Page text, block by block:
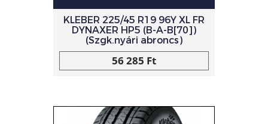
KLEBER 225/45 R19 96Y XL FR
DYNAXER HP5 (B-A-B[70])
(Szgk.nyári abroncs)
56 285 Ft